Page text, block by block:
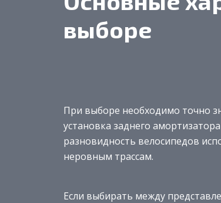
выборе
При выборе необходимо точно
установка заднего
разновидность велосипедов
неровным трассам.
Если выбирать между